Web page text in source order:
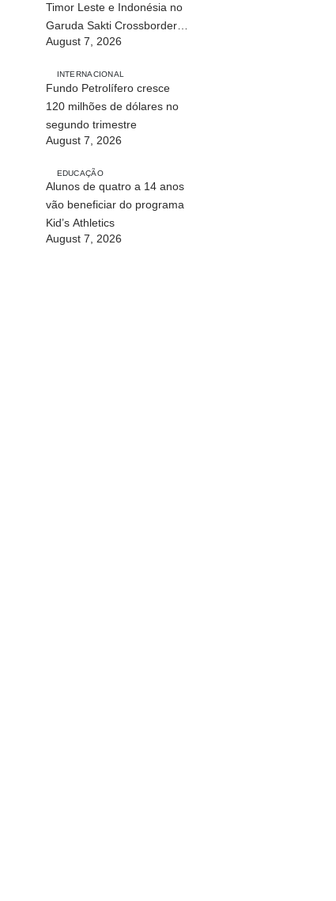
Timor Leste e Indonésia no
Garuda Sakti Crossborder
Fest 2026
August 7, 2026
INTERNACIONAL
Fundo Petrolífero cresce
120 milhões de dólares no
segundo trimestre
August 7, 2026
EDUCAÇÃO
Alunos de quatro a 14 anos
vão beneficiar do programa
Kid’s Athletics
August 7, 2026